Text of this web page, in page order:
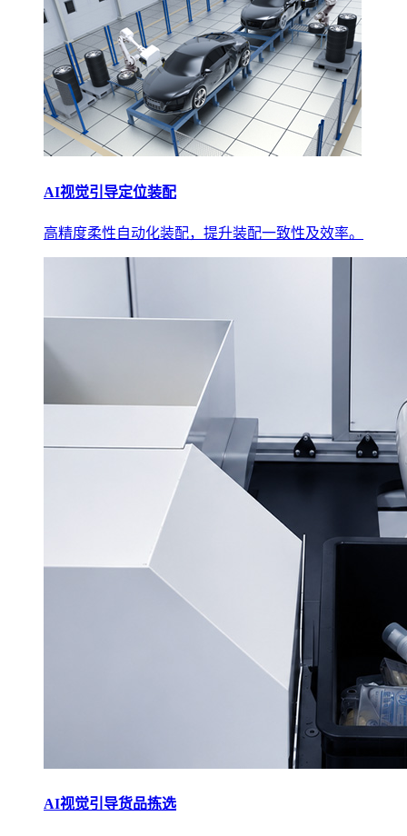
AI视觉引导定位装配
高精度柔性自动化装配，提升装配一致性及效率。
AI视觉引导货品拣选